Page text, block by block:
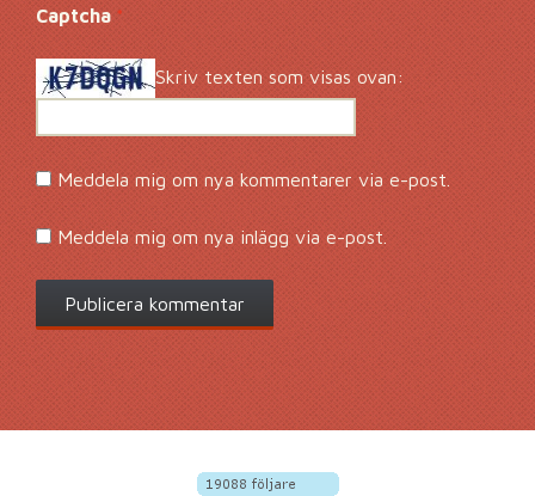
Captcha *
Skriv texten som visas ovan:
Meddela mig om nya kommentarer via e-post.
Meddela mig om nya inlägg via e-post.